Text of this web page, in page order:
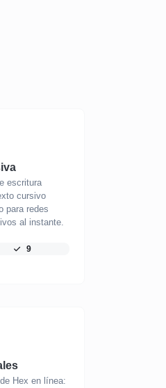
escritura
cursivo
para redes
al instante.
9
Hex en línea: